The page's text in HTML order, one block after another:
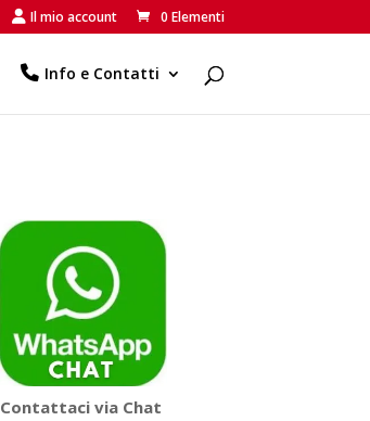
Il mio account 0 Elementi
Info e Contatti
Contattaci via Chat